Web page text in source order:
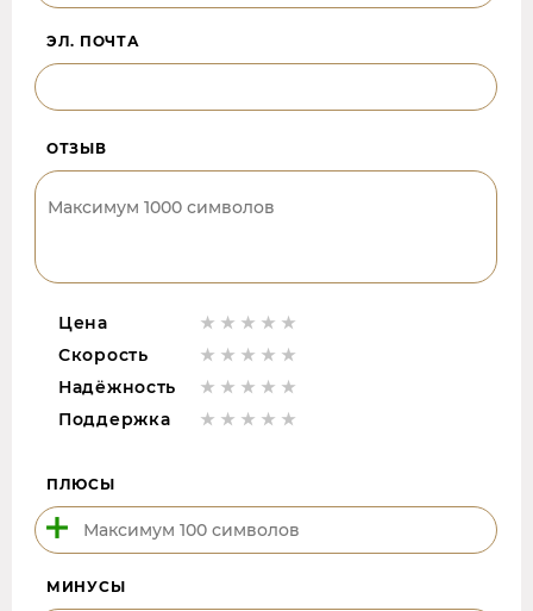
ЭЛ. ПОЧТА
ОТЗЫВ
Цена
Скорость
Надёжность
Поддержка
ПЛЮСЫ
МИНУСЫ